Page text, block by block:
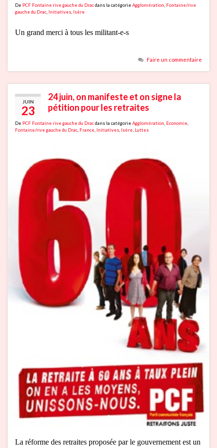
De PCF Fontaine rive gauche du Dracdans la catégorie Agglomération Fontaine/rive
gauche du Drac Initiatives Isère
Un grand merci à tous les militant-e-s
Faire un commentaire
JUIN
23
24 juin, on manifeste et on signe la
pétition pour les retraites
De PCF Fontaine rive gauche du Dracdans la catégorie Agglomération Economie
Fontaine/rive gauche du Drac France Initiatives Isère Luttes
La réforme des retraites proposée par le gouvernement est un